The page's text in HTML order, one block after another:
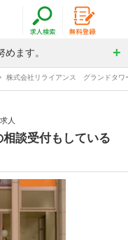
ます。
株式会社リライアンス グランドタワ
人
談受付もしている